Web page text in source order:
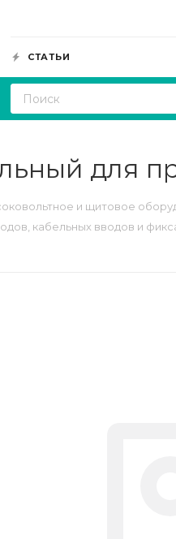
СТАТЬИ
для
и щитовое
кабельных вводов и